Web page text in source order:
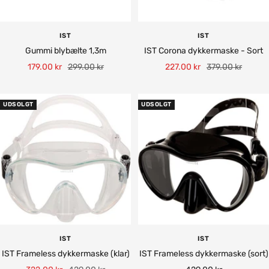
IST
Gummi blybælte 1,3m
Tilbudspris
179.00 kr Normalpris
299.00 kr
IST
IST Corona dykkermaske - Sort
Tilbudspris
227.00 kr Normalpris
379.00 kr
UDSOLGT
IST
IST Frameless dykkermaske (klar)
UDSOLGT
IST
IST Frameless dykkermaske (sort)